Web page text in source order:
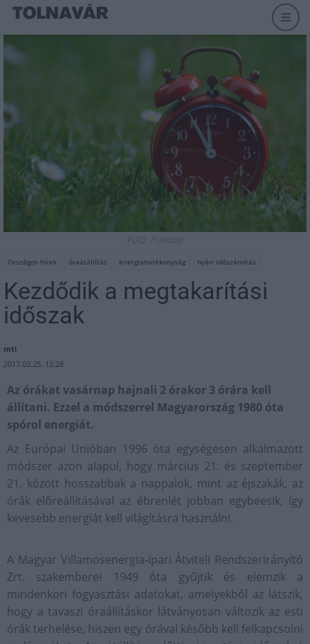
Fotó: Pixabay
Országos hírek óraátállítás energiahatékonyság nyári időszámítás
Kezdődik a megtakarítási
időszak
mti
2017.03.25. 12:28
Az órákat vasárnap hajnali 2 órakor 3 órára kell
állítani. Ezzel a módszerrel Magyarország 1980 óta
spórol energiát.
Az Európai Unióban 1996 óta egységesen alkalmazott
módszer azon alapul, hogy március 21. és szeptember
21. között hosszabbak a nappalok, mint az éjszakák, az
órák előreállításával az ébrenlét jobban egybeesik, így
kevesebb energiát kell világításra használni.
A Magyar Villamosenergia-ipari Átviteli Rendszerirányító
Zrt. szakemberei 1949 óta gyűjtik és elemzik a
mindenkori fogyasztási adatokat, amelyekből az látszik,
hogy a tavaszi óraállításkor látványosan változik az esti
órák terhelése, hiszen egy órával később kell felkapcsolni